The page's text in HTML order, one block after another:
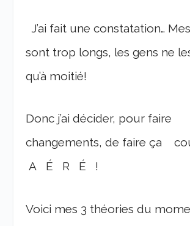
J’ai fait une constatation…
sont trop longs, les gens ne
qu’à moitié!
Donc j’ai décider, pour faire
changements, de faire ça
A É R É !
Voici mes 3 théories du